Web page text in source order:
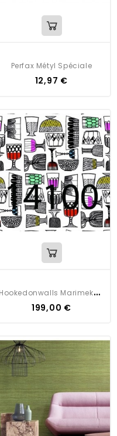
Perfax Métyl Spéciale
12,97 €
H
Ookedonwalls Marimekko Volume 5 Kippis
199,00 €